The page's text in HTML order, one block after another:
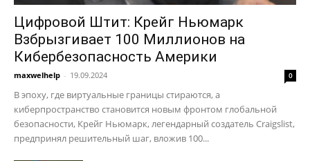
Цифровой Штит: Крейг Ньюмарк
Взбрызгивает 100 Миллионов на
Кибербезопасность Америки
maxwelhelp - 19.09.2024 0
В эпоху, где виртуальные границы стираются, а
киберпространство становится новым фронтом глобальной
безопасности, Крейг Ньюмарк, легендарный создатель Craigslist,
предпринял решительный шаг, вложив 100...